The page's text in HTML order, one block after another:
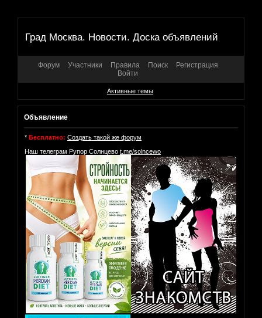
Град Москва. Новости. Доска объявлений
Форум Участники Правила Поиск
Регистрация
Войти
Активные темы
Объявление
* Бесплатно: Создать такой же форум
Наш телеграм Рупор Солнцево t.me/solncewo